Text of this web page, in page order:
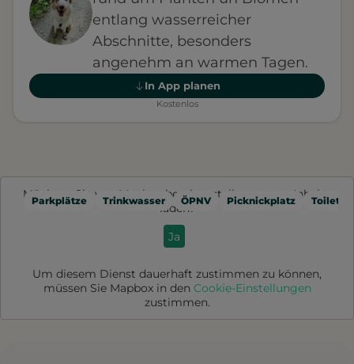
entlang wasserreicher
Abschnitte, besonders
angenehm an warmen Tagen.
In App planen
Kostenlos
Parkplätze Trinkwasser ÖPNV Picknickplatz
Möchten Sie von Mapbox
bereitgestellte externe Inhalte
laden?
Ja
Um diesem Dienst dauerhaft zustimmen zu können,
müssen Sie Mapboxin den Cookie-Einstellungen
zustimmen.